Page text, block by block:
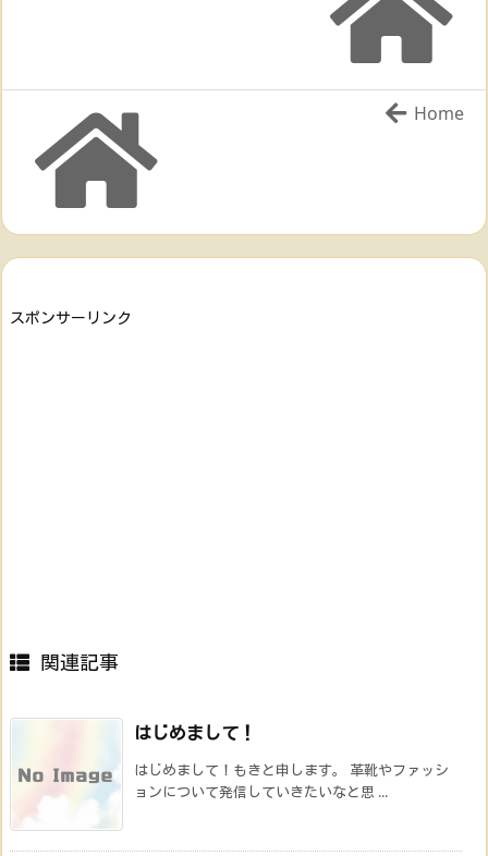
Home
スポンサーリンク
関連記事
はじめまして！
はじめまして！もきと申します。 革靴やファッシ
ョンについて発信していきたいなと思 ...